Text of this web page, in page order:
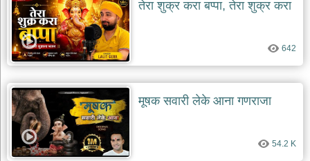
तेरा शुक्र करा बप्पा, तेरा शुक्र करा
642
मूषक सवारी लेके आना गणराजा
54.2 K